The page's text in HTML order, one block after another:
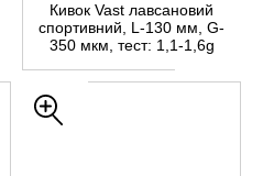
Кивок Vast лавсановий
спортивний, L-130 мм, G-
350 мкм, тест: 1,1-1,6g